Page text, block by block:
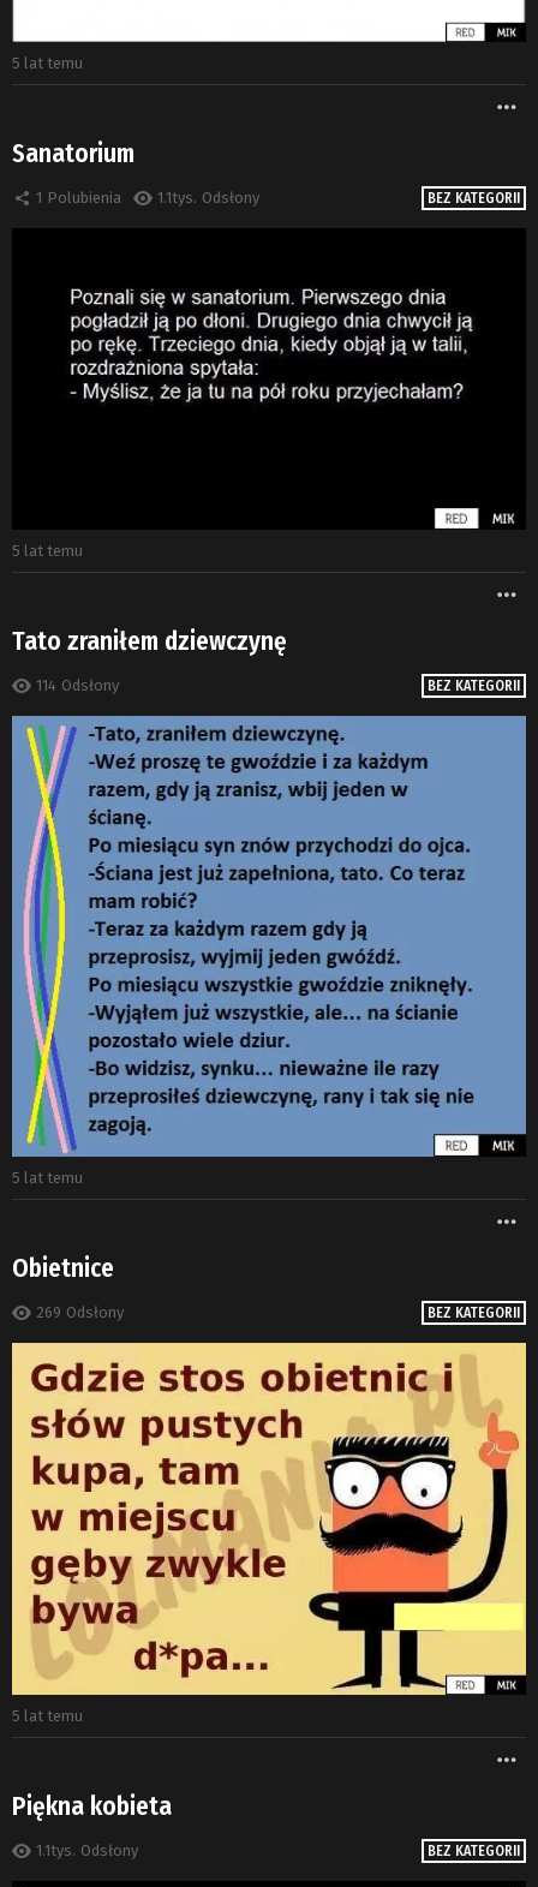
5 lat temu
BEZ KATEGORII
Sanatorium
1 Polubienia 1.1tys. Odsłony
5 lat temu
BEZ KATEGORII
Tato zraniłem dziewczynę
114 Odsłony
5 lat temu
BEZ KATEGORII
Obietnice
269 Odsłony
5 lat temu
BEZ KATEGORII
Piękna kobieta
1.1tys. Odsłony